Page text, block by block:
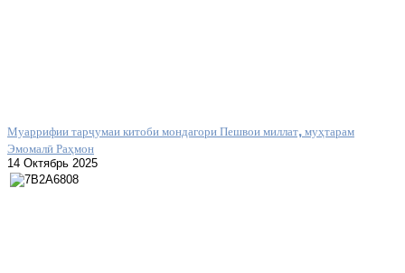
Муаррифии тарҷумаи китоби мондагори Пешвои миллат, муҳтарам
Эмомалӣ Раҳмон
14 Октябрь 2025